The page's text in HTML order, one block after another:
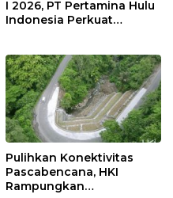
I 2026, PT Pertamina Hulu
Indonesia Perkuat
Keselamatan Kerja
Pulihkan Konektivitas
Pascabencana, HKI
Rampungkan